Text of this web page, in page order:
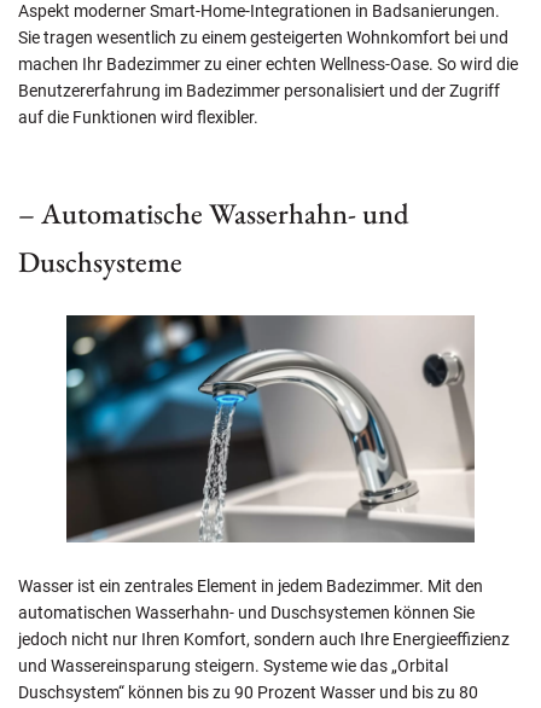
Aspekt moderner Smart-Home-Integrationen in Badsanierungen.
Sie tragen wesentlich zu einem gesteigerten Wohnkomfort bei und
machen Ihr Badezimmer zu einer echten Wellness-Oase. So wird die
Benutzererfahrung im Badezimmer personalisiert und der Zugriff
auf die Funktionen wird flexibler.
– Automatische Wasserhahn- und
Duschsysteme
Wasser ist ein zentrales Element in jedem Badezimmer. Mit den
automatischen Wasserhahn- und Duschsystemen können Sie
jedoch nicht nur Ihren Komfort, sondern auch Ihre Energieeffizienz
und Wassereinsparung steigern. Systeme wie das „Orbital
Duschsystem“ können bis zu 90 Prozent Wasser und bis zu 80